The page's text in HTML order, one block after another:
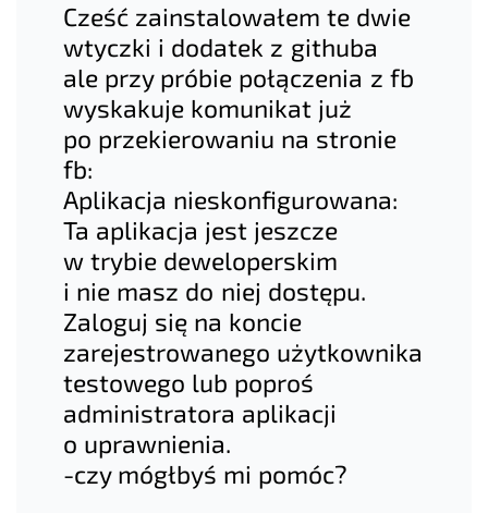
Cześć zainstalowałem te dwie
wtyczki i dodatek z githuba
ale przy próbie połączenia z fb
wyskakuje komunikat już
po przekierowaniu na stronie
fb:
Aplikacja nieskonfigurowana:
Ta aplikacja jest jeszcze
w trybie deweloperskim
i nie masz do niej dostępu.
Zaloguj się na koncie
zarejestrowanego użytkownika
testowego lub poproś
administratora aplikacji
o uprawnienia.
-czy mógłbyś mi pomóc?